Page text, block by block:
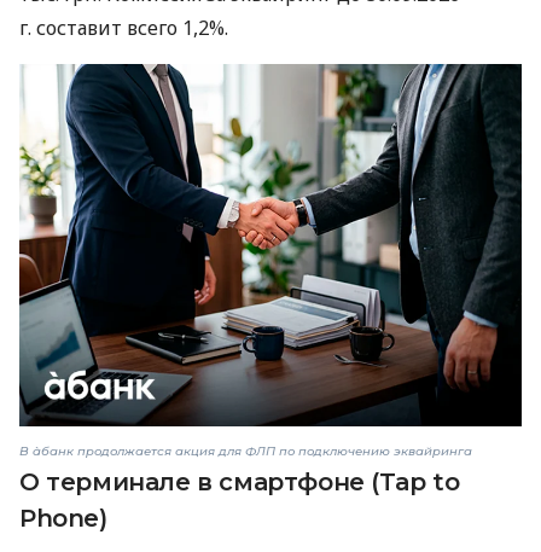
г. составит всего 1,2%.
В àбанк продолжается акция для ФЛП по подключению эквайринга
О терминале в смартфоне (Tap to
Phone)